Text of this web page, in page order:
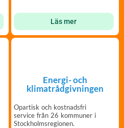
Läs mer
Energi- och
klimatrådgivningen
Opartisk och kostnadsfri
service från 26 kommuner i
Stockholmsregionen.